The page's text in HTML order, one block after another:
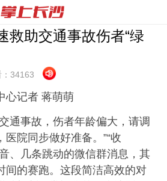
救助交通事故伤者“绿
34163
心记者 蒋萌萌
通事故，伤者年龄偏大，请调
医院同步做好准备。”“收
、几条跳动的微信群消息，其
间的赛跑。这段简洁高效的对